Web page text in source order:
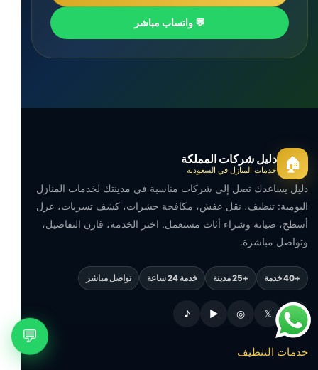
💬
💬 واتساب مباشر
🏠 دليل شركات المملكة
خدمات المنازل في السعودية
دليل يساعدك تصل إلى شركات مناسبة في مدينتك لخدمات المنازل
اليومية: تنظيف، نقل عفش، مكافحة حشرات، كشف تسربات، عزل
أسطح، صيانة وشراء أثاث مستعمل. اختر الخدمة، قارن التفاصيل،
وتواصل مباشرة.
+40 خدمة +25 مدينة خدمة 24 ساعة تواصل مباشر
𝕏
◎
▶
♪
خدمات التنظيف